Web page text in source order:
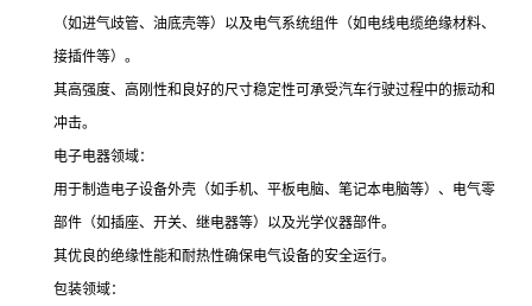
（如进气歧管、油底壳等）以及电气系统组件（如电线电缆绝缘材料、
接插件等）。
其高强度、高刚性和良好的尺寸稳定性可承受汽车行驶过程中的振动和
冲击。
电子电器领域：
用于制造电子设备外壳（如手机、平板电脑、笔记本电脑等）、电气零
部件（如插座、开关、继电器等）以及光学仪器部件。
其优良的绝缘性能和耐热性确保电气设备的安全运行。
包装领域：